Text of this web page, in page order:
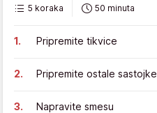
5 koraka 50 minuta
Pripremite tikvice
Pripremite ostale sastojke
Napravite smesu